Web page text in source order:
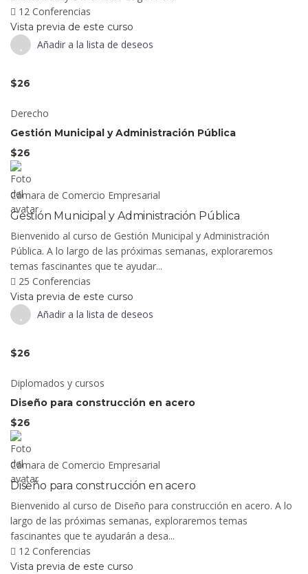
12 Conferencias
Vista previa de este curso
Añadir a la lista de deseos
$26
Derecho
Gestión Municipal y Administración Pública
$26
Cámara de Comercio Empresarial
Gestión Municipal y Administración Pública
Bienvenido al curso de Gestión Municipal y Administración
Pública. A lo largo de las próximas semanas, exploraremos
temas fascinantes que te ayudar...
25 Conferencias
Vista previa de este curso
Añadir a la lista de deseos
$26
Diplomados y cursos
Diseño para construcción en acero
$26
Cámara de Comercio Empresarial
Diseño para construcción en acero
Bienvenido al curso de Diseño para construcción en acero. A lo
largo de las próximas semanas, exploraremos temas
fascinantes que te ayudarán a desa...
12 Conferencias
Vista previa de este curso